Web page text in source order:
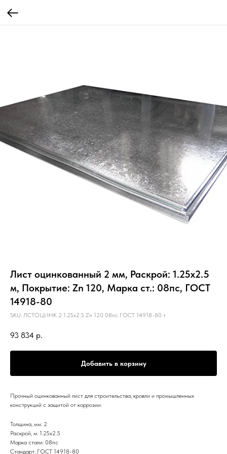
Лист оцинкованный 2 мм, Раскрой: 1.25х2.5
м, Покрытие: Zn 120, Марка ст.: 08пс, ГОСТ
14918-80
SKU: ЛСТОЦИНК 2 1.25х2.5 Zn 120 08пс ГОСТ 14918-80 т
93 834 р.
Добавить в корзину
Прочный оцинкованный лист для строительства, кровли и промышленных
конструкций с защитой от коррозии.
Толщина, мм: 2
Раскрой, м: 1.25х2.5
Марка стали: 08пс
Стандарт: ГОСТ 14918-80